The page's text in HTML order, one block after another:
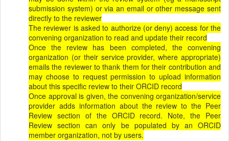
submission system) or via an email or other message sent
directly to the reviewer
The reviewer is asked to authorize (or deny) access for the
convening organization to read and update their record
Once the review has been completed, the convening
organization (or their service provider, where appropriate)
emails the reviewer to thank them for their contribution and
may choose to request permission to upload information
about this specific review to their ORCID record
Once approval is given, the convening organization/service
provider adds information about the review to the Peer
Review section of the ORCID record. Note, the Peer
Review section can only be populated by an ORCID
member organization, not by users.